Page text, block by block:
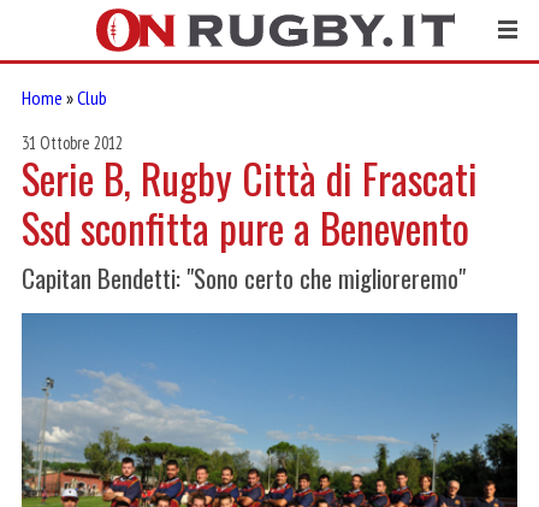
Home »Club
31 Ottobre 2012
Serie B, Rugby Città di Frascati
Ssd sconfitta pure a Benevento
Capitan Bendetti: "Sono certo che miglioreremo"